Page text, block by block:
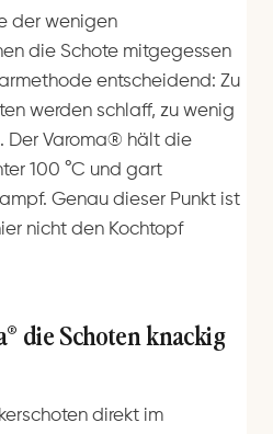
der wenigen
die Schote mitgegessen
entscheidend: Zu
werden schlaff, zu wenig
Der Varoma® hält die
100 °C und gart
Genau dieser Punkt ist
nicht den Kochtopf
die Schoten knackig
direkt im